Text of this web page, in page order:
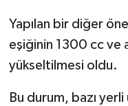
Yapılan bir diğer
eşiğinin 1300 cc ve
yükseltilmesi oldu.
Bu durum, bazı